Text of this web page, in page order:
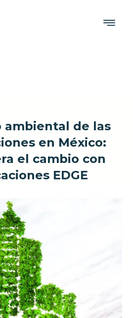
ambiental de las
en México:
el cambio con
EDGE